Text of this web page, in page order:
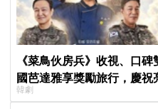
《菜鳥伙房兵》收視、口
國芭達雅享獎勵旅行，慶祝
韓劇